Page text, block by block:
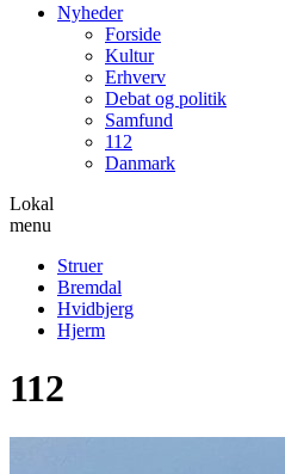
Nyheder
Forside
Kultur
Erhverv
Debat og politik
Samfund
112
Danmark
Lokal
menu
Struer
Bremdal
Hvidbjerg
Hjerm
112